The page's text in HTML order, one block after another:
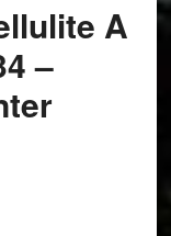
A
–